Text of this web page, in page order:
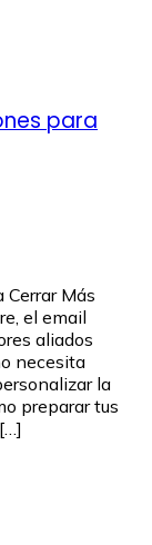
para
Más
el email
aliados
necesita
la
preparar tus